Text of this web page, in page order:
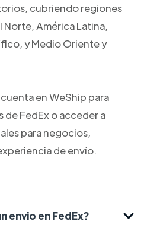
cubriendo regiones
Norte, América Latina,
y Medio Oriente y
en WeShip para
de FedEx o acceder a
para negocios,
de envío.
envio en FedEx?